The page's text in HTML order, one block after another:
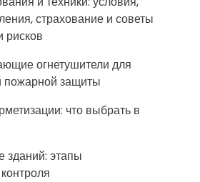
страхование и советы
рисков
огнетушители для
пожарной защиты
что выбрать в
зданий: этапы